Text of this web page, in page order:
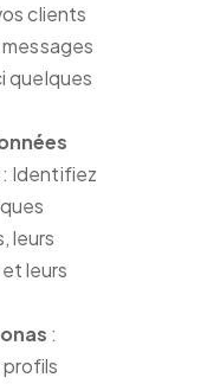
clients
quelques
Identifiez
leurs
leurs
: